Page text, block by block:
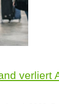
verliert